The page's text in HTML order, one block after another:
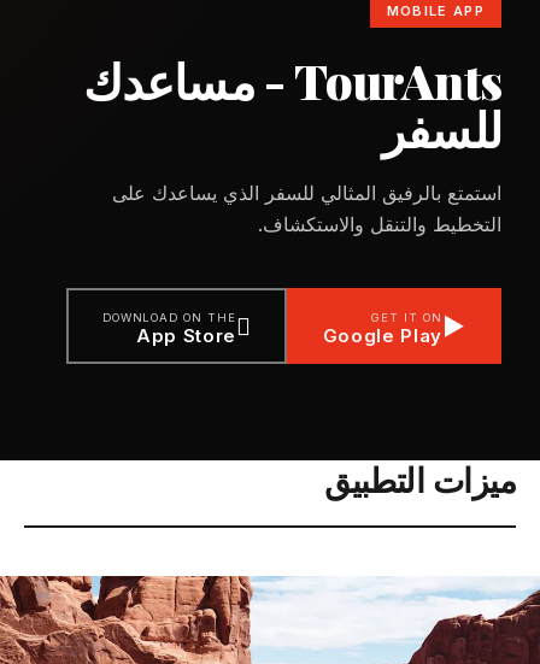
MOBILE APP
TourAnts - مساعدك
للسفر
استمتع بالرفيق المثالي للسفر الذي يساعدك على
التخطيط والتنقل والاستكشاف.
▶
GET IT ON
Google Play

DOWNLOAD ON THE
App Store
ميزات التطبيق